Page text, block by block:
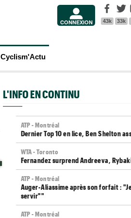
CONNEXION 43k 33k
Cyclism'Actu
L'INFO EN CONTINU
ATP - Montréal
Dernier Top 10 en lice, Ben Shelton
WTA - Toronto
Fernandez surprend Andreeva,
ATP - Montréal
Auger-Aliassime après son forfait :
servir""
ATP - Montréal